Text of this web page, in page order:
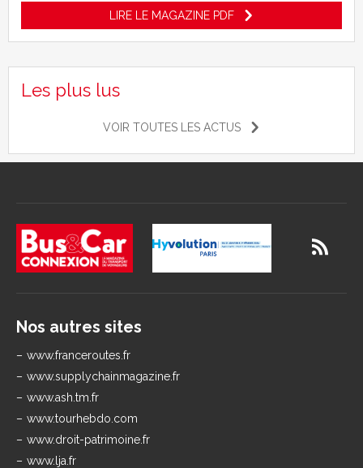
LIRE LE MAGAZINE PDF
Les plus lus
VOIR TOUTES LES ACTUS
Nos autres sites
www.franceroutes.fr
www.supplychainmagazine.fr
www.ash.tm.fr
www.tourhebdo.com
www.droit-patrimoine.fr
www.lja.fr